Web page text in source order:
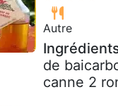
Autre
de
canne 2